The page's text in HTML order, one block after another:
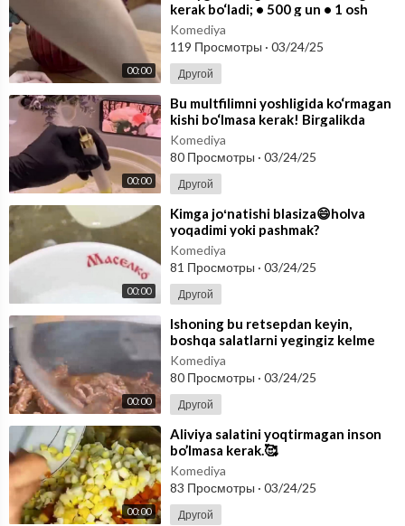
00:00
kerak bo‘ladi; • 500 g un • 1 osh
qoshiq droja • 1 chimdi
Komediya
119 Просмотры · 03/24/25
Другой
00:00
⁣Bu multfilimni yoshligida ko‘rmagan
kishi bo‘lmasa kerak! Birgalikda
Multfilimdagi rastegayni tayyor
Komediya
80 Просмотры · 03/24/25
Другой
00:00
⁣Kimga joʻnatishi blasiza😄holva
yoqadimi yoki pashmak?
Komediya
81 Просмотры · 03/24/25
Другой
00:00
⁣Ishoning bu retsepdan keyin,
boshqa salatlarni yegingiz kelme
qoladi🥒
Komediya
80 Просмотры · 03/24/25
Другой
00:00
⁣Aliviya salatini yoqtirmagan inson
bo’lmasa kerak.🥰
Komediya
83 Просмотры · 03/24/25
Другой